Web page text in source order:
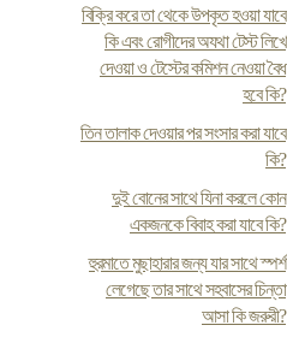
বিক্রি করে তা থেকে উপকৃত হওয়া যাবে
কি এবং রোগীদের অযথা টেস্ট লিখে
দেওয়া ও টেস্টের কমিশন নেওয়া বৈধ
হবে কি?
তিন তালাক দেওয়ার পর সংসার করা যাবে
কি?
দুই বোনের সাথে যিনা করলে কোন
একজনকে বিবাহ করা যাবে কি?
হুরমাতে মুছাহারার জন্য যার সাথে স্পর্শ
লেগেছে তার সাথে সহবাসের চিন্তা
আসা কি জরুরী?